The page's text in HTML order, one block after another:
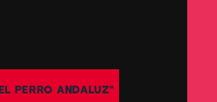
PERRO ANDALUZ"